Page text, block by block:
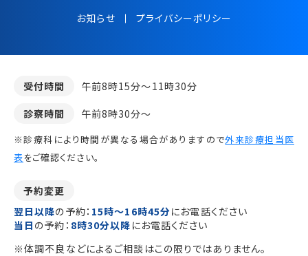
お知らせ プライバシーポリシー
受付時間
午前8時15分～11時30分
診察時間
午前8時30分～
※診療科により時間が異なる場合がありますので外来診療担当医
表をご確認ください。
予約変更
翌日以降の予約： 15時～16時45分にお電話ください
当日 の予約： 8時30分以降 にお電話ください
※体調不良などによるご相談はこの限りではありません。